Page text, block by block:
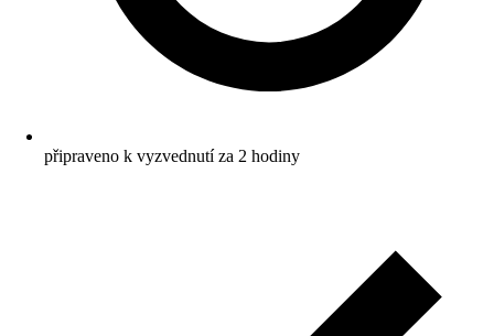
připraveno k vyzvednutí za 2 hodiny